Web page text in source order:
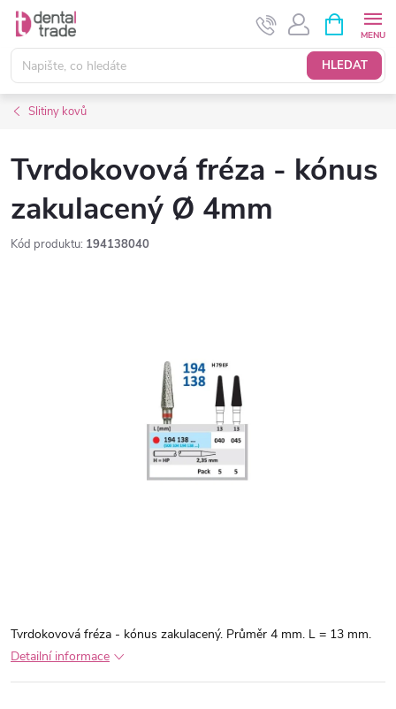
Přejít
obsah
HLEDAT
NÁKUPNÍ
KOŠÍK
Slitiny kovů
Tvrdokovová fréza - kónus
zakulacený Ø 4mm
Kód produktu: 194138040
Tvrdokovová fréza - kónus zakulacený. Průměr 4 mm. L = 13 mm.
Detailní informace